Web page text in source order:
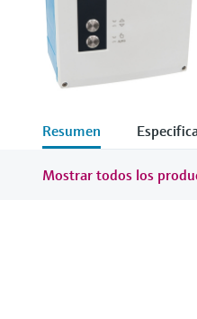
Resumen
Mostrar todos los